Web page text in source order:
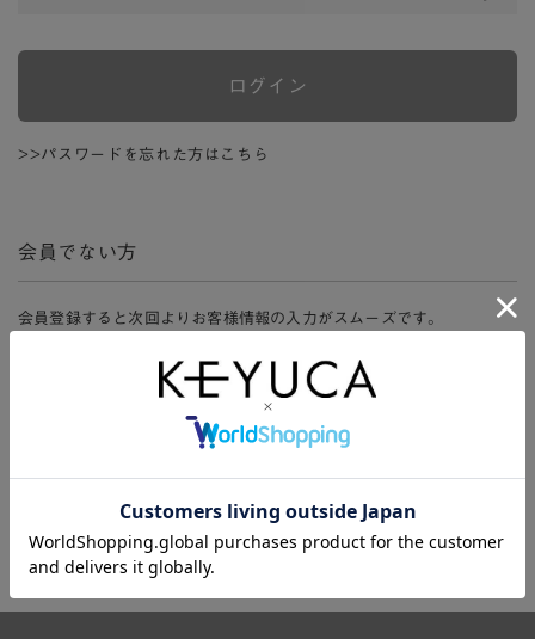
ログイン
>>パスワードを忘れた方はこちら
会員でない方
会員登録すると次回よりお客様情報の入力がスムーズです。
ージ、購入履歴をご利用いただけます。